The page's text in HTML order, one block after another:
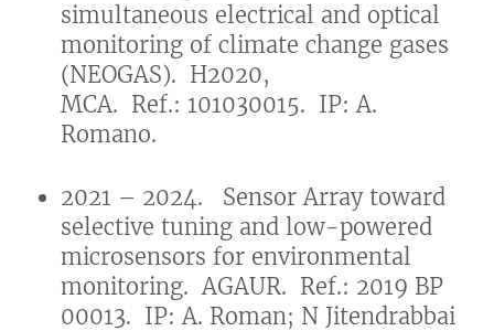
simultaneous electrical and optical
monitoring of climate change gases
(NEOGAS). H2020,
MCA. Ref.: 101030015. IP: A.
Romano.
2021 – 2024. Sensor Array toward
selective tuning and low-powered
microsensors for environmental
monitoring. AGAUR. Ref.: 2019 BP
00013. IP: A. Roman; N Jitendrabbai